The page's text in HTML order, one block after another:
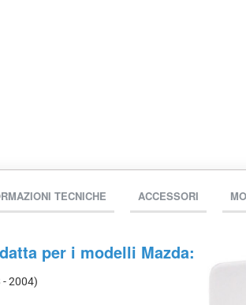
TECNICHE ACCESSORI
per i modelli Mazda:
2004)